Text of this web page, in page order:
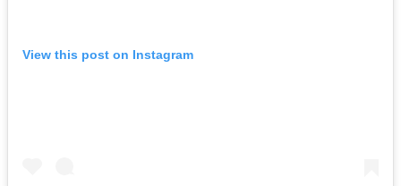
View this post on Instagram